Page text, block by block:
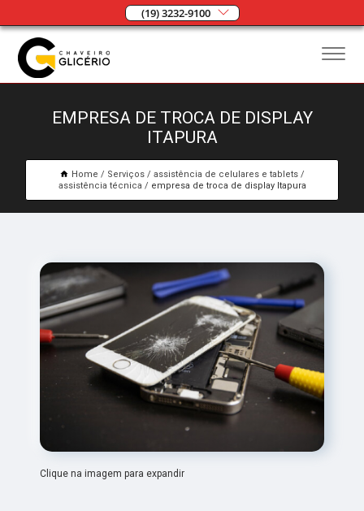
(19) 3232-9100
EMPRESA DE TROCA DE DISPLAY
ITAPURA
Home Serviços
assistência de celulares e tablets
assistência técnica
empresa de troca de display Itapura
Clique na imagem para expandir